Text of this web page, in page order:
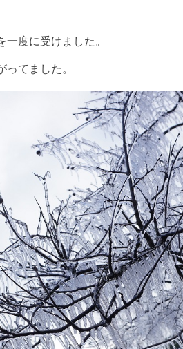
度に受けました。
てました。